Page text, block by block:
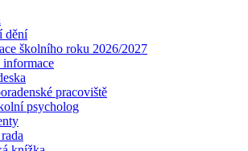
dění
školního roku 2026/2027
informace
pracoviště
psycholog